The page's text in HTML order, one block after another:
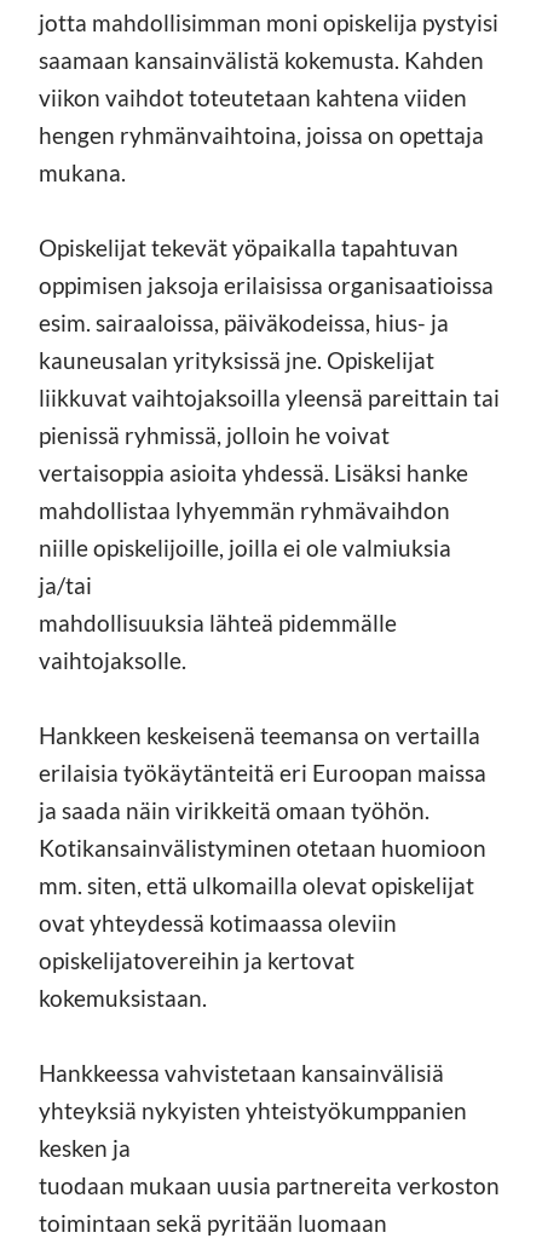
jotta mahdollisimman moni opiskelija pystyisi
saamaan kansainvälistä kokemusta. Kahden
viikon vaihdot toteutetaan kahtena viiden
hengen ryhmänvaihtoina, joissa on opettaja
mukana.
Opiskelijat tekevät yöpaikalla tapahtuvan
oppimisen jaksoja erilaisissa organisaatioissa
esim. sairaaloissa, päiväkodeissa, hius- ja
kauneusalan yrityksissä jne. Opiskelijat
liikkuvat vaihtojaksoilla yleensä pareittain tai
pienissä ryhmissä, jolloin he voivat
vertaisoppia asioita yhdessä. Lisäksi hanke
mahdollistaa lyhyemmän ryhmävaihdon
niille opiskelijoille, joilla ei ole valmiuksia
ja/tai
mahdollisuuksia lähteä pidemmälle
vaihtojaksolle.
Hankkeen keskeisenä teemansa on vertailla
erilaisia työkäytänteitä eri Euroopan maissa
ja saada näin virikkeitä omaan työhön.
Kotikansainvälistyminen otetaan huomioon
mm. siten, että ulkomailla olevat opiskelijat
ovat yhteydessä kotimaassa oleviin
opiskelijatovereihin ja kertovat
kokemuksistaan.
Hankkeessa vahvistetaan kansainvälisiä
yhteyksiä nykyisten yhteistyökumppanien
kesken ja
tuodaan mukaan uusia partnereita verkoston
toimintaan sekä pyritään luomaan